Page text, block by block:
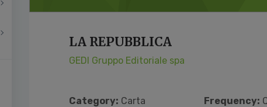
LA REPUBBLICA
GEDI Gruppo Editoriale spa
Category: Carta
Frequency: